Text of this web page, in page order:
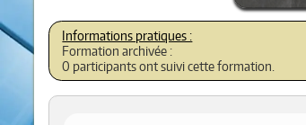
Formation archivée :
0 participants ont suivi cette formation.